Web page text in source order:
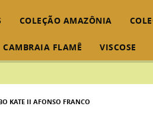
COLEÇÃO AMAZÔNIA
CAMBRAIA FLAMÊ VISCOSE
KATE II AFONSO FRANCO